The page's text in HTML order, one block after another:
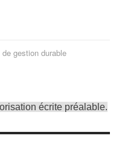
gestion durable
écrite préalable.